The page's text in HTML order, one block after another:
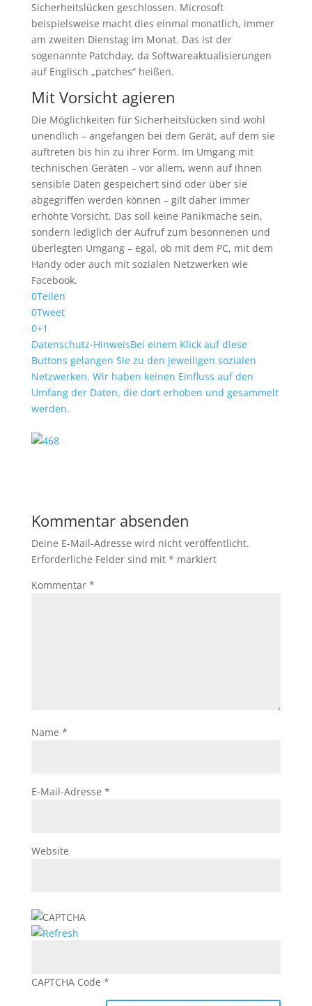
Sicherheitslücken geschlossen. Microsoft
beispielsweise macht dies einmal monatlich, immer
am zweiten Dienstag im Monat. Das ist der
sogenannte Patchday, da Softwareaktualisierungen
auf Englisch „patches“ heißen.
Mit Vorsicht agieren
Die Möglichkeiten für Sicherheitslücken sind wohl
unendlich – angefangen bei dem Gerät, auf dem sie
auftreten bis hin zu ihrer Form. Im Umgang mit
technischen Geräten – vor allem, wenn auf ihnen
sensible Daten gespeichert sind oder über sie
abgegriffen werden können – gilt daher immer
erhöhte Vorsicht. Das soll keine Panikmache sein,
sondern lediglich der Aufruf zum besonnenen und
überlegten Umgang – egal, ob mit dem PC, mit dem
Handy oder auch mit sozialen Netzwerken wie
Facebook.
0Teilen
0Tweet
0+1
Datenschutz-HinweisBei einem Klick auf diese
Buttons gelangen Sie zu den jeweiligen sozialen
Netzwerken. Wir haben keinen Einfluss auf den
Umfang der Daten, die dort erhoben und gesammelt
werden.
Kommentar absenden
Deine E-Mail-Adresse wird nicht veröffentlicht.
Erforderliche Felder sind mit * markiert
Kommentar *
Name *
E-Mail-Adresse *
Website
CAPTCHA Code *